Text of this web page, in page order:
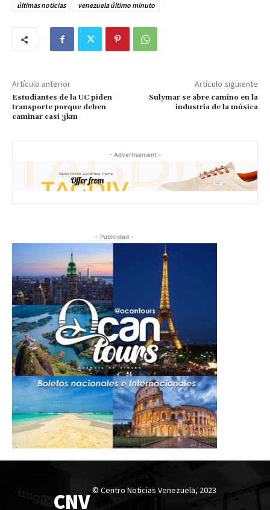
últimas noticias
venezuela último minuto
Artículo anterior
Estudiantes de la UC piden
transporte porque deben
caminar casi 3km
Artículo siguiente
Sulymar se abre camino en la
industria de la música
- Advertisement -
- Publicidad -
CNV © Centro Noticias Venezuela, 2023